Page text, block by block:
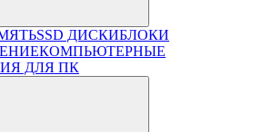
SSD ДИСКИБЛОКИ
КОМПЬЮТЕРНЫЕ
ДЛЯ ПК